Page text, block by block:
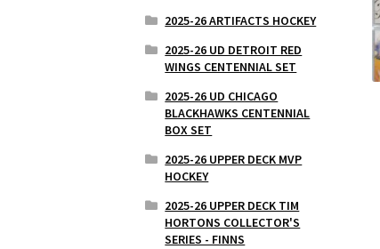
2025-26 ARTIFACTS HOCKEY
2025-26 UD DETROIT RED
WINGS CENTENNIAL SET
2025-26 UD CHICAGO
BLACKHAWKS CENTENNIAL
BOX SET
2025-26 UPPER DECK MVP
HOCKEY
2025-26 UPPER DECK TIM
HORTONS COLLECTOR'S
SERIES - FINNS